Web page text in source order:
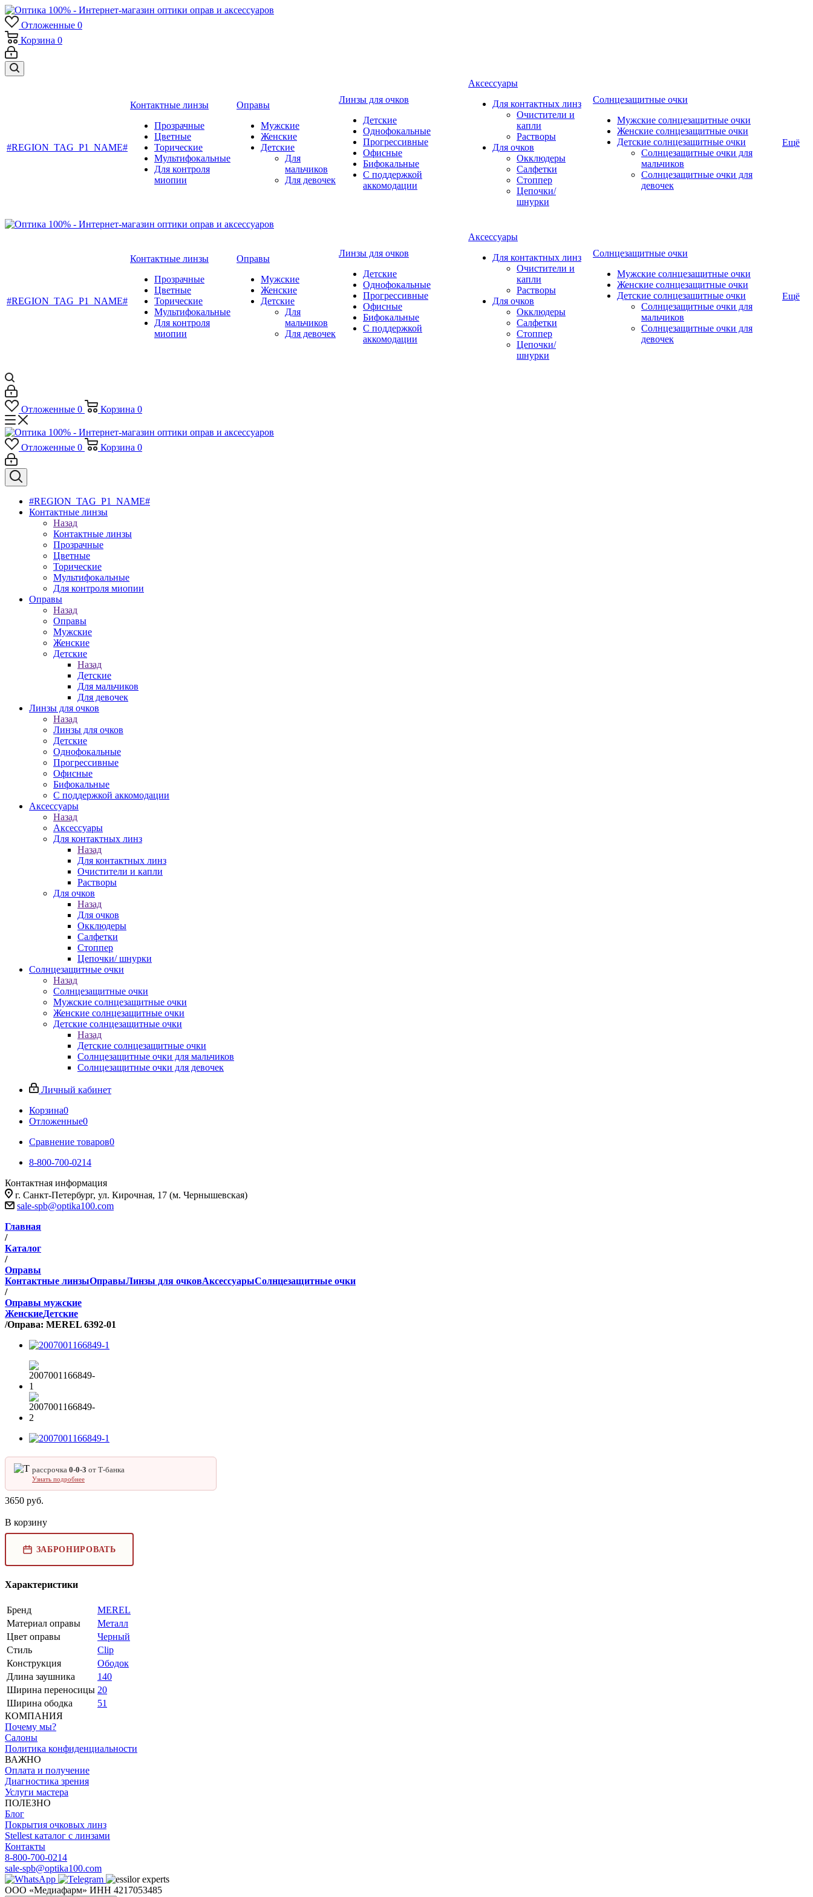
Отложенные 0
Корзина 0
#REGION_TAG_P1_NAME#
Контактные линзы
Прозрачные
Цветные
Торические
Мультифокальные
Для контроля
миопии
Оправы
Мужские
Женские
Детские
Для
мальчиков
Для девочек
Линзы для очков
Детские
Однофокальные
Прогрессивные
Офисные
Бифокальные
С поддержкой
аккомодации
Аксессуары
Для контактных линз
Очистители и
капли
Растворы
Для очков
Окклюдеры
Салфетки
Стоппер
Цепочки/
шнурки
Солнцезащитные очки
Мужские солнцезащитные очки
Женские солнцезащитные очки
Детские солнцезащитные очки
Солнцезащитные очки для
мальчиков
Солнцезащитные очки для
девочек
Ещё
#REGION_TAG_P1_NAME#
Контактные линзы
Прозрачные
Цветные
Торические
Мультифокальные
Для контроля
миопии
Оправы
Мужские
Женские
Детские
Для
мальчиков
Для девочек
Линзы для очков
Детские
Однофокальные
Прогрессивные
Офисные
Бифокальные
С поддержкой
аккомодации
Аксессуары
Для контактных линз
Очистители и
капли
Растворы
Для очков
Окклюдеры
Салфетки
Стоппер
Цепочки/
шнурки
Солнцезащитные очки
Мужские солнцезащитные очки
Женские солнцезащитные очки
Детские солнцезащитные очки
Солнцезащитные очки для
мальчиков
Солнцезащитные очки для
девочек
Ещё
Отложенные 0 Корзина 0
Отложенные 0 Корзина 0
#REGION_TAG_P1_NAME#
Контактные линзы
Назад
Контактные линзы
Прозрачные
Цветные
Торические
Мультифокальные
Для контроля миопии
Оправы
Назад
Оправы
Мужские
Женские
Детские
Назад
Детские
Для мальчиков
Для девочек
Линзы для очков
Назад
Линзы для очков
Детские
Однофокальные
Прогрессивные
Офисные
Бифокальные
С поддержкой аккомодации
Аксессуары
Назад
Аксессуары
Для контактных линз
Назад
Для контактных линз
Очистители и капли
Растворы
Для очков
Назад
Для очков
Окклюдеры
Салфетки
Стоппер
Цепочки/ шнурки
Солнцезащитные очки
Назад
Солнцезащитные очки
Мужские солнцезащитные очки
Женские солнцезащитные очки
Детские солнцезащитные очки
Назад
Детские солнцезащитные очки
Солнцезащитные очки для мальчиков
Солнцезащитные очки для девочек
Личный кабинет
Корзина0
Отложенные0
Сравнение товаров0
8-800-700-0214
Контактная информация
г. Санкт-Петербург, ул. Кирочная, 17 (м. Чернышевская)
sale-spb@optika100.com
Главная
/
Каталог
/
Оправы
Контактные линзыОправыЛинзы для очковАксессуарыСолнцезащитные очки
/
Оправы мужские
ЖенскиеДетские
/Оправа: MEREL 6392-01
рассрочка 0‑0‑3 от Т‑банка
Узнать подробнее
3650 руб.
В корзину
ЗАБРОНИРОВАТЬ
Характеристики
Бренд
MEREL
Материал оправы
Металл
Цвет оправы
Черный
Стиль
Clip
Конструкция
Ободок
Длина заушника
140
Ширина переносицы 20
Ширина ободка
51
КОМПАНИЯ
Почему мы?
Салоны
Политика конфиденциальности
ВАЖНО
Оплата и получение
Диагностика зрения
Услуги мастера
ПОЛЕЗНО
Блог
Покрытия очковых линз
Stellest каталог с линзами
Контакты
8-800-700-0214
sale-spb@optika100.com
ООО «Медиафарм» ИНН 4217053485